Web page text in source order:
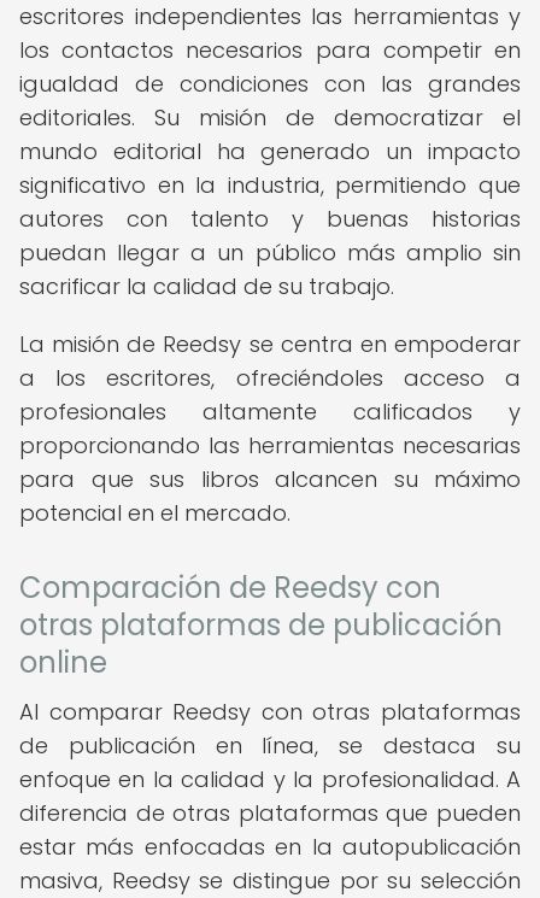
escritores independientes las herramientas y
los contactos necesarios para competir en
igualdad de condiciones con las grandes
editoriales. Su misión de democratizar el
mundo editorial ha generado un impacto
significativo en la industria, permitiendo que
autores con talento y buenas historias
puedan llegar a un público más amplio sin
sacrificar la calidad de su trabajo.
La misión de Reedsy se centra en empoderar
a los escritores, ofreciéndoles acceso a
profesionales altamente calificados y
proporcionando las herramientas necesarias
para que sus libros alcancen su máximo
potencial en el mercado.
Comparación de Reedsy con
otras plataformas de publicación
online
Al comparar Reedsy con otras plataformas
de publicación en línea, se destaca su
enfoque en la calidad y la profesionalidad. A
diferencia de otras plataformas que pueden
estar más enfocadas en la autopublicación
masiva, Reedsy se distingue por su selección